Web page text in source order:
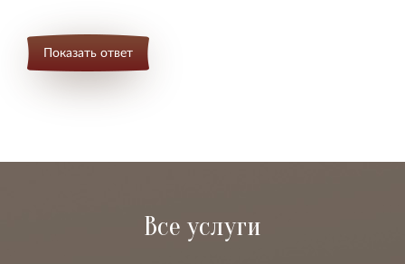
Показать ответ
Все услуги